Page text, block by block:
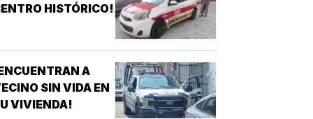
HISTÓRICO!
A
SIN VIDA EN
VIVIENDA!